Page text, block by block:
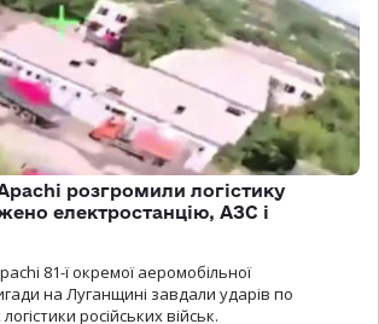
розгромили логістику
електростанцію, АЗС і
81-ї окремої аеромобільної
на Луганщині завдали ударів по
російських військ.